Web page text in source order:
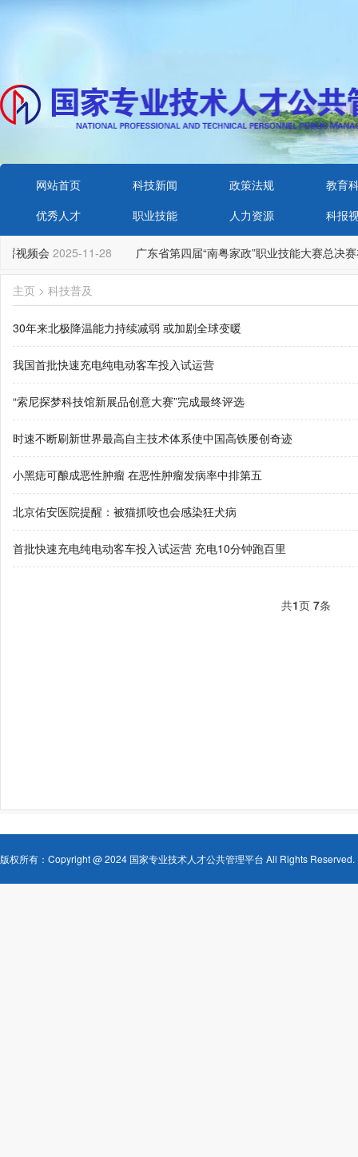
网站首页 科技新闻 政策法规
教育
优秀人才
职业技能 人力资源 科报
视频会 2025-11-28 广东省第四届“南粤家政”职业技能大赛总决赛
主页 > 科技普及
30年来北极降温能力持续减弱 或加剧全球变暖
我国首批快速充电纯电动客车投入试运营
“索尼探梦科技馆新展品创意大赛”完成最终评选
时速不断刷新世界最高自主技术体系使中国高铁屡创奇迹
小黑痣可酿成恶性肿瘤 在恶性肿瘤发病率中排第五
北京佑安医院提醒：被猫抓咬也会感染狂犬病
首批快速充电纯电动客车投入试运营 充电10分钟跑百里
共1页 7条
版权所有：Copyright @ 2024 国家专业技术人才公共管理平台 All Rights Reserved.